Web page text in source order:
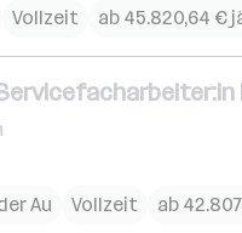
Vollzeit ab 45.820,64 €
Au
Vollzeit ab